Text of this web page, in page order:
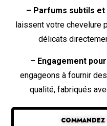
– Parfums subtils et
laissent votre chevelure
délicats
– Engagement
engageons à fournir
qualité, fabriqués
COMMANDEZ